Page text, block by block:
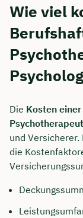
Wie viel
Die Kosten
und
die